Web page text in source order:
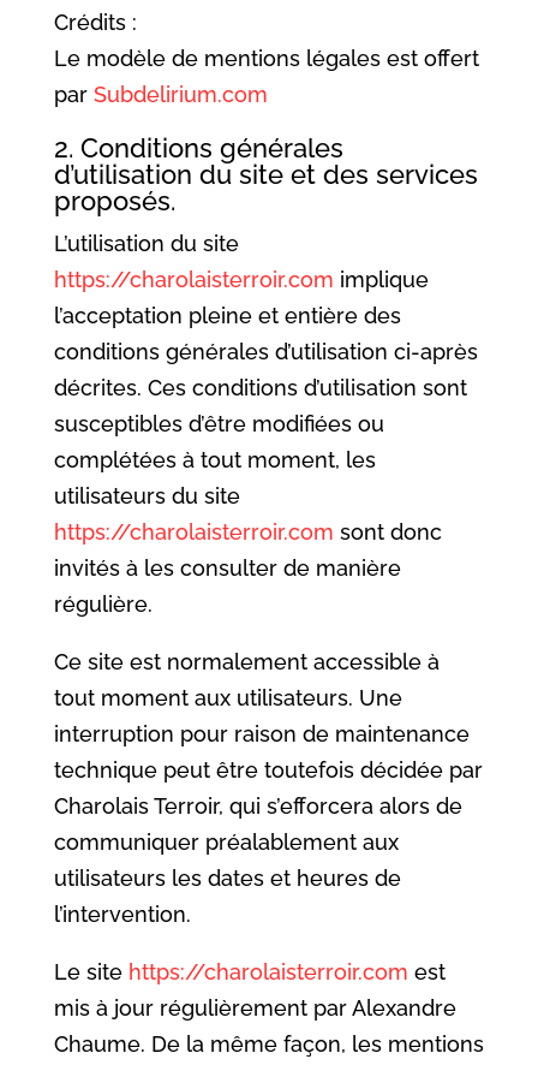
Crédits :
Le modèle de mentions légales est offert
par Subdelirium.com
2. Conditions générales
d’utilisation du site et des services
proposés.
L’utilisation du site
https://charolaisterroir.com implique
l’acceptation pleine et entière des
conditions générales d’utilisation ci-après
décrites. Ces conditions d’utilisation sont
susceptibles d’être modifiées ou
complétées à tout moment, les
utilisateurs du site
https://charolaisterroir.com sont donc
invités à les consulter de manière
régulière.
Ce site est normalement accessible à
tout moment aux utilisateurs. Une
interruption pour raison de maintenance
technique peut être toutefois décidée par
Charolais Terroir, qui s’efforcera alors de
communiquer préalablement aux
utilisateurs les dates et heures de
l’intervention.
Le site https://charolaisterroir.com est
mis à jour régulièrement par Alexandre
Chaume. De la même façon, les mentions